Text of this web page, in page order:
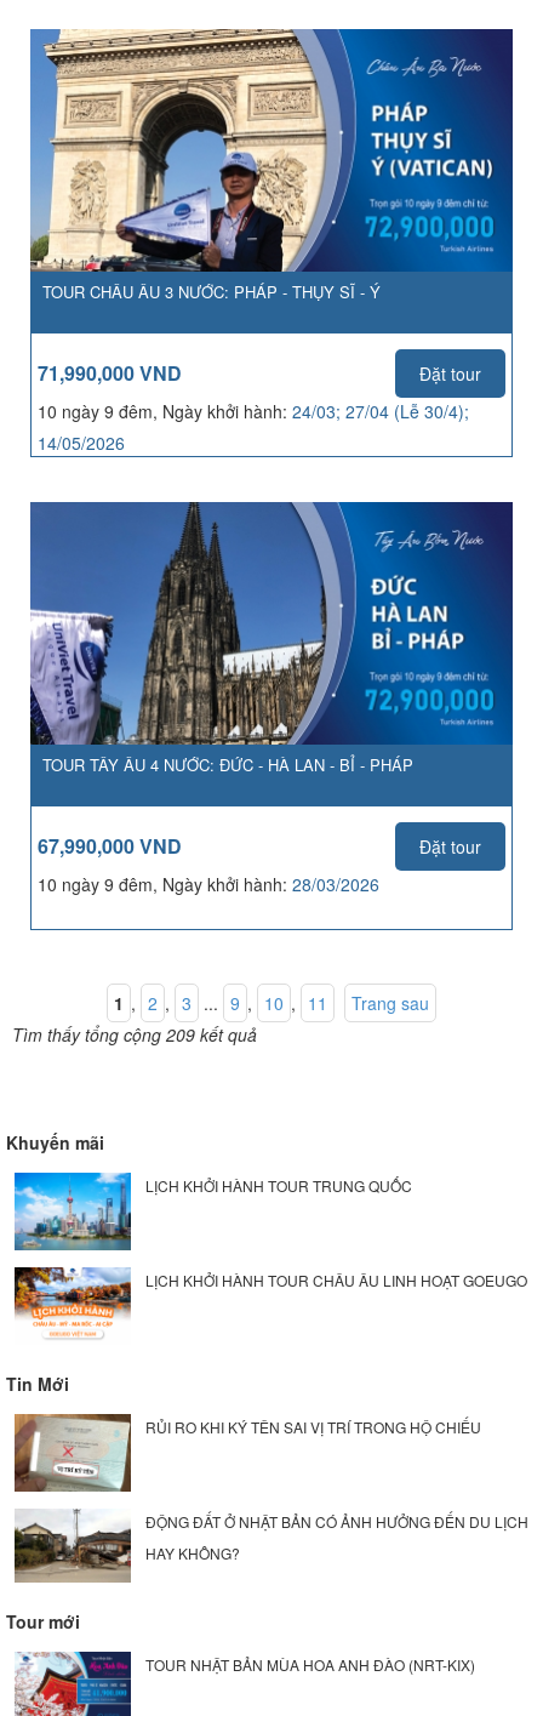
TOUR CHÂU ÂU 3 NƯỚC: PHÁP - THỤY SĨ - Ý
71,990,000 VND
Đặt tour
10 ngày 9 đêm, Ngày khởi hành: 24/03; 27/04 (Lễ 30/4);
14/05/2026
TOUR TÂY ÂU 4 NƯỚC: ĐỨC - HÀ LAN - BỈ - PHÁP
67,990,000 VND
Đặt tour
10 ngày 9 đêm, Ngày khởi hành: 28/03/2026
1 , 2 , 3 ... 9 , 10 , 11
Trang sau
Tìm thấy tổng cộng 209 kết quả
Khuyến mãi
LỊCH KHỞI HÀNH TOUR TRUNG QUỐC
LỊCH KHỞI HÀNH TOUR CHÂU ÂU LINH HOẠT GOEUGO
Tin Mới
RỦI RO KHI KÝ TÊN SAI VỊ TRÍ TRONG HỘ CHIẾU
ĐỘNG ĐẤT Ở NHẬT BẢN CÓ ẢNH HƯỞNG ĐẾN DU LỊCH
HAY KHÔNG?
Tour mới
TOUR NHẬT BẢN MÙA HOA ANH ĐÀO (NRT-KIX)